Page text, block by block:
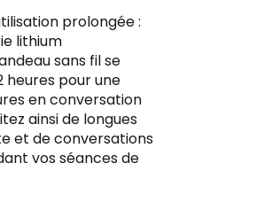
prolongée :
lithium
sans fil se
heures pour une
en conversation
ainsi de longues
et de conversations
vos séances de